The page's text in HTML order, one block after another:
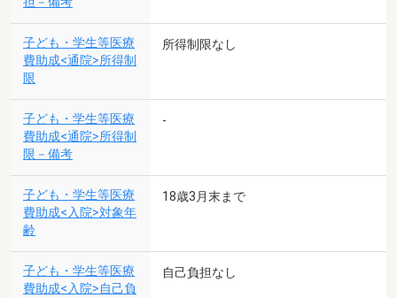
子ども・学生等医療
費助成<通院>所得制
限
所得制限なし
子ども・学生等医療
費助成<通院>所得制
限－備考
-
子ども・学生等医療
費助成<入院>対象年
齢
18歳3月末まで
子ども・学生等医療
費助成<入院>自己負
自己負担なし